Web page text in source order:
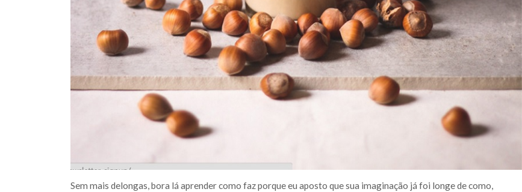
Sem mais delongas, bora lá aprender como faz porque eu aposto que sua imaginação já foi longe de como,